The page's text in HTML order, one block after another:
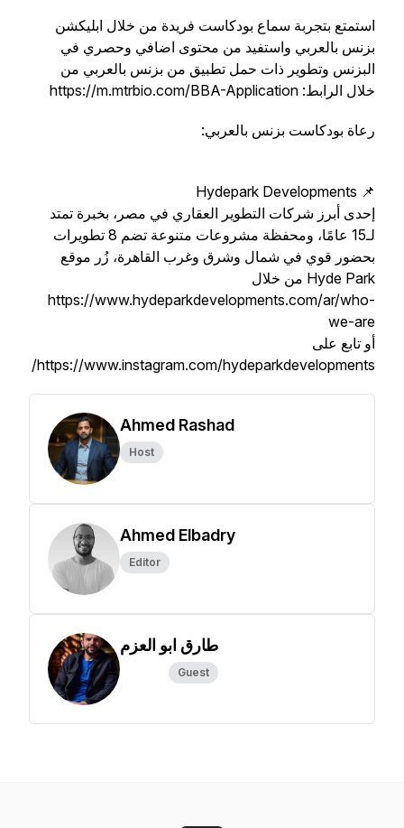
استمتع بتجربة سماع بودكاست فريدة من خلال ابليكشن
بزنس بالعربي واستفيد من محتوى اضافي وحصري في
البزنس وتطوير ذات حمل تطبيق من بزنس بالعربي من
خلال الرابط: https://m.mtrbio.com/BBA-Application
رعاة بودكاست بزنس بالعربي:
📌 Hydepark Developments
إحدى أبرز شركات التطوير العقاري في مصر، بخبرة تمتد
لـ15 عامًا، ومحفظة مشروعات متنوعة تضم 8 تطويرات
بحضور قوي في شمال وشرق وغرب القاهرة، زُر موقع
Hyde Park من خلال
https://www.hydeparkdevelopments.com/ar/who-
we-are
أو تابع على
https://www.instagram.com/hydeparkdevelopments/
Ahmed Rashad
Host
Ahmed Elbadry
Editor
طارق ابو العزم
Guest